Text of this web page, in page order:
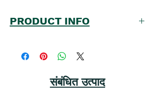
PRODUCT INFO
PlantType/Category: Indoor
Plant
No. of Unit in Package: 3
संबंधित उत्पाद